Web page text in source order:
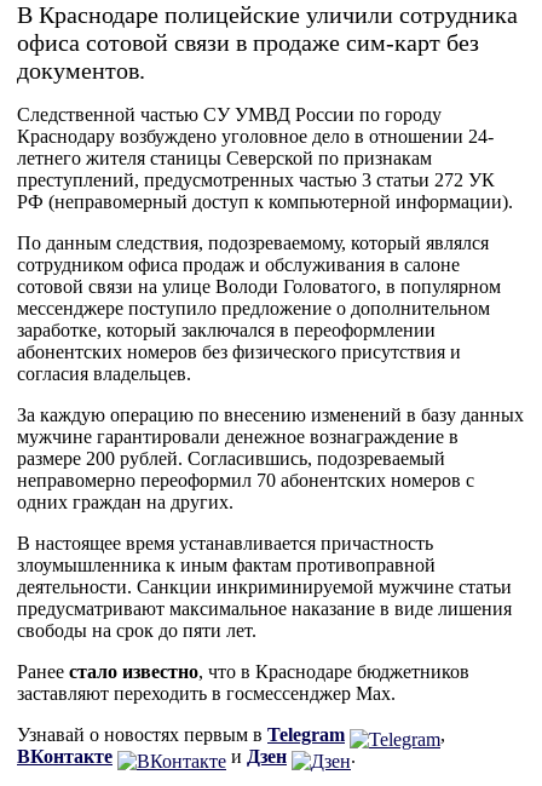
В Краснодаре полицейские уличили сотрудника
офиса сотовой связи в продаже сим-карт без
документов.
Следственной частью СУ УМВД России по городу
Краснодару возбуждено уголовное дело в отношении 24-
летнего жителя станицы Северской по признакам
преступлений, предусмотренных частью 3 статьи 272 УК
РФ (неправомерный доступ к компьютерной информации).
По данным следствия, подозреваемому, который являлся
сотрудником офиса продаж и обслуживания в салоне
сотовой связи на улице Володи Головатого, в популярном
мессенджере поступило предложение о дополнительном
заработке, который заключался в переоформлении
абонентских номеров без физического присутствия и
согласия владельцев.
За каждую операцию по внесению изменений в базу данных
мужчине гарантировали денежное вознаграждение в
размере 200 рублей. Согласившись, подозреваемый
неправомерно переоформил 70 абонентских номеров с
одних граждан на других.
В настоящее время устанавливается причастность
злоумышленника к иным фактам противоправной
деятельности. Санкции инкриминируемой мужчине статьи
предусматривают максимальное наказание в виде лишения
свободы на срок до пяти лет.
Ранее стало известно, что в Краснодаре бюджетников
заставляют переходить в госмессенджер Max.
Узнавай о новостях первым в Telegram
,
ВКонтакте
и Дзен .